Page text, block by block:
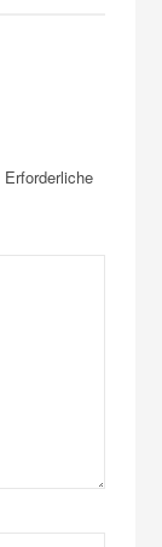
Erforderliche